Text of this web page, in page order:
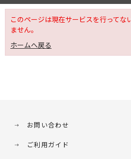
このページは現在サービスを行ってな
ません。
ホームへ戻る
お問い合わせ
ご利用ガイド